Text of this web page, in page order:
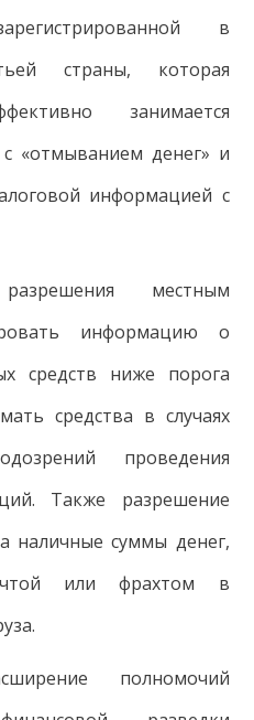
в
страны, которая
занимается
«отмыванием денег» и
информацией с
разрешения местным
информацию о
средств ниже порога
средства в случаях
проведения
Также разрешение
наличные суммы денег,
или фрахтом в
полномочий